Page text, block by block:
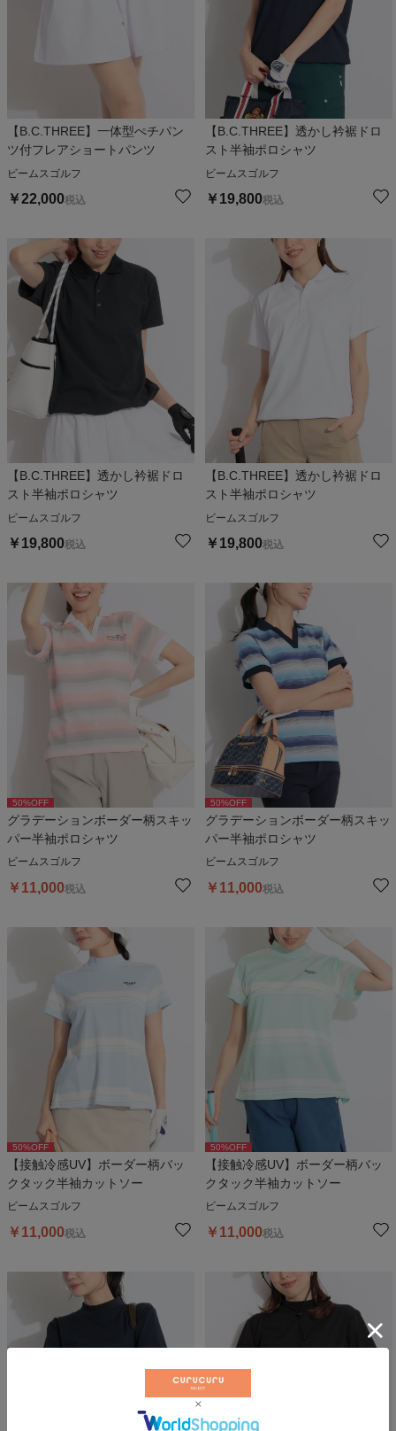
【B.C.THREE】一体型ぺチパン
ツ付フレアショートパンツ
ビームスゴルフ
￥22,000税込
【B.C.THREE】透かし衿裾ドロ
スト半袖ポロシャツ
ビームスゴルフ
￥ 19,800税込
【B.C.THREE】透かし衿裾ドロ
スト半袖ポロシャツ
ビームスゴルフ
￥ 19,800税込
【B.C.THREE】透かし衿裾ドロ
スト半袖ポロシャツ
ビームスゴルフ
￥ 19,800税込
50%OFF
グラデーションボーダー柄スキッ
パー半袖ポロシャツ
ビームスゴルフ
￥ 11,000税込
50%OFF
グラデーションボーダー柄スキッ
パー半袖ポロシャツ
ビームスゴルフ
￥ 11,000税込
50%OFF
【接触冷感UV】ボーダー柄バッ
クタック半袖カットソー
ビームスゴルフ
￥ 11,000税込
50%OFF
【接触冷感UV】ボーダー柄バッ
クタック半袖カットソー
ビームスゴルフ
￥ 11,000税込